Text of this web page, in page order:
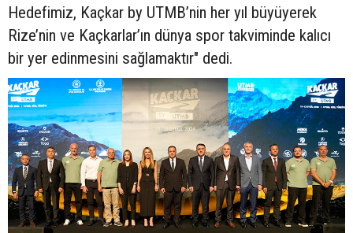
Hedefimiz, Kaçkar by UTMB’nin her yıl büyüyerek
Rize’nin ve Kaçkarlar’ın dünya spor takviminde kalıcı
bir yer edinmesini sağlamaktır" dedi.